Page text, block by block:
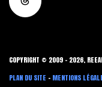
COPYRIGHT © 2009 - 2026,
PLAN DU SITE - MENTIONS